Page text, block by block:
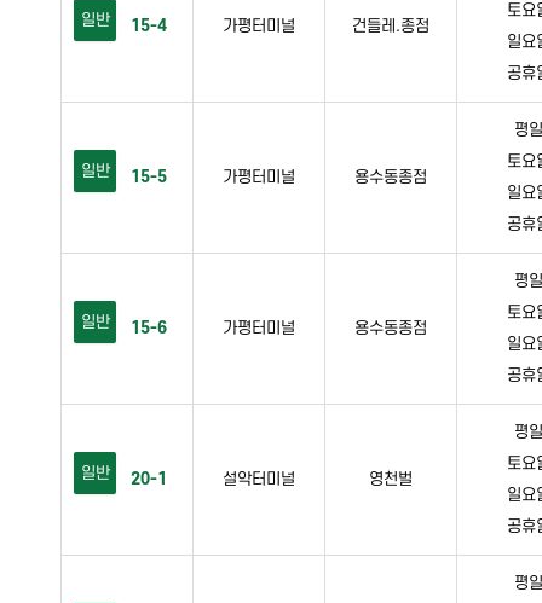
일반 15-4 가평터미널 건들레.종점
토
일
공
일반 15-5 가평터미널 용수동종점
평
토
일
공
일반 15-6 가평터미널 용수동종점
평
토
일
공
일반 20-1 설악터미널 영천벌
평
토
일
공
평